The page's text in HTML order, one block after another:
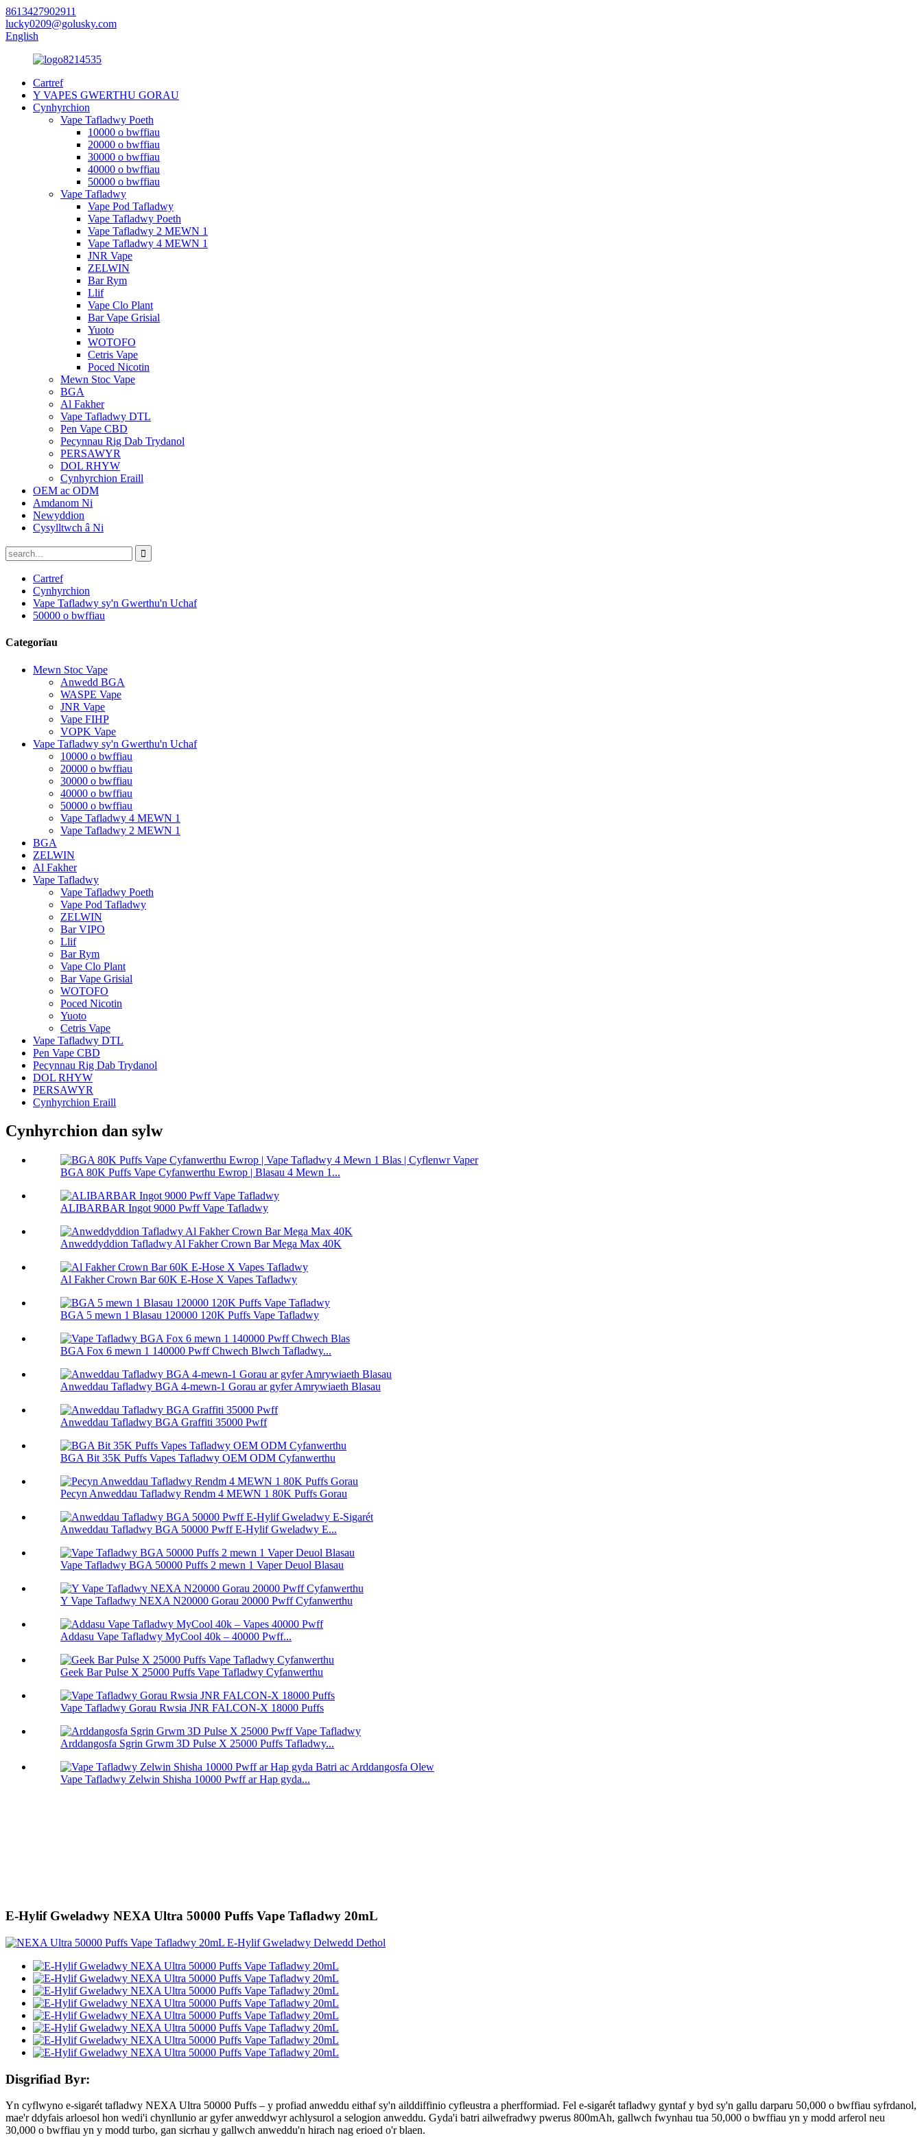
8613427902911
lucky0209@golusky.com
English
Cartref
Y VAPES GWERTHU GORAU
Cynhyrchion
Vape Tafladwy Poeth
10000 o bwffiau
20000 o bwffiau
30000 o bwffiau
40000 o bwffiau
50000 o bwffiau
Vape Tafladwy
Vape Pod Tafladwy
Vape Tafladwy Poeth
Vape Tafladwy 2 MEWN 1
Vape Tafladwy 4 MEWN 1
JNR Vape
ZELWIN
Bar Rym
Llif
Vape Clo Plant
Bar Vape Grisial
Yuoto
WOTOFO
Cetris Vape
Poced Nicotin
Mewn Stoc Vape
BGA
Al Fakher
Vape Tafladwy DTL
Pen Vape CBD
Pecynnau Rig Dab Trydanol
PERSAWYR
DOL RHYW
Cynhyrchion Eraill
OEM ac ODM
Amdanom Ni
Newyddion
Cysylltwch â Ni
Cartref
Cynhyrchion
Vape Tafladwy sy'n Gwerthu'n Uchaf
50000 o bwffiau
Categorïau
Mewn Stoc Vape
Anwedd BGA
WASPE Vape
JNR Vape
Vape FIHP
VOPK Vape
Vape Tafladwy sy'n Gwerthu'n Uchaf
10000 o bwffiau
20000 o bwffiau
30000 o bwffiau
40000 o bwffiau
50000 o bwffiau
Vape Tafladwy 4 MEWN 1
Vape Tafladwy 2 MEWN 1
BGA
ZELWIN
Al Fakher
Vape Tafladwy
Vape Tafladwy Poeth
Vape Pod Tafladwy
ZELWIN
Bar VIPO
Llif
Bar Rym
Vape Clo Plant
Bar Vape Grisial
WOTOFO
Poced Nicotin
Yuoto
Cetris Vape
Vape Tafladwy DTL
Pen Vape CBD
Pecynnau Rig Dab Trydanol
DOL RHYW
PERSAWYR
Cynhyrchion Eraill
Cynhyrchion dan sylw
BGA 80K Puffs Vape Cyfanwerthu Ewrop | Blasau 4 Mewn 1...
ALIBARBAR Ingot 9000 Pwff Vape Tafladwy
Anweddyddion Tafladwy Al Fakher Crown Bar Mega Max 40K
Al Fakher Crown Bar 60K E-Hose X Vapes Tafladwy
BGA 5 mewn 1 Blasau 120000 120K Puffs Vape Tafladwy
BGA Fox 6 mewn 1 140000 Pwff Chwech Blwch Tafladwy...
Anweddau Tafladwy BGA 4-mewn-1 Gorau ar gyfer Amrywiaeth Blasau
Anweddau Tafladwy BGA Graffiti 35000 Pwff
BGA Bit 35K Puffs Vapes Tafladwy OEM ODM Cyfanwerthu
Pecyn Anweddau Tafladwy Rendm 4 MEWN 1 80K Puffs Gorau
Anweddau Tafladwy BGA 50000 Pwff E-Hylif Gweladwy E...
Vape Tafladwy BGA 50000 Puffs 2 mewn 1 Vaper Deuol Blasau
Y Vape Tafladwy NEXA N20000 Gorau 20000 Pwff Cyfanwerthu
Addasu Vape Tafladwy MyCool 40k – 40000 Pwff...
Geek Bar Pulse X 25000 Puffs Vape Tafladwy Cyfanwerthu
Vape Tafladwy Gorau Rwsia JNR FALCON-X 18000 Puffs
Arddangosfa Sgrin Grwm 3D Pulse X 25000 Puffs Tafladwy...
Vape Tafladwy Zelwin Shisha 10000 Pwff ar Hap gyda...
E-Hylif Gweladwy NEXA Ultra 50000 Puffs Vape Tafladwy 20mL
Disgrifiad Byr:
Yn cyflwyno e-sigarét tafladwy NEXA Ultra 50000 Puffs – y profiad anweddu eithaf sy'n ailddiffinio cyfleustra a pherfformiad. Fel e-sigarét tafladwy gyntaf y byd sy'n gallu darparu 50,000 o bwffiau syfrdanol,
mae'r ddyfais arloesol hon wedi'i chynllunio ar gyfer anweddwyr achlysurol a selogion anweddu. Gyda'i batri ailwefradwy pwerus 800mAh, gallwch fwynhau tua 50,000 o bwffiau yn y modd arferol neu
30,000 o bwffiau yn y modd turbo, gan sicrhau y gallwch anweddu'n hirach nag erioed o'r blaen.